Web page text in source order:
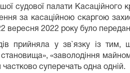
судової палати
за касаційною скаргою
вересня 2022 року було
прийняла у зв`язку із
«заволодіння
частково суперечать одна одній.